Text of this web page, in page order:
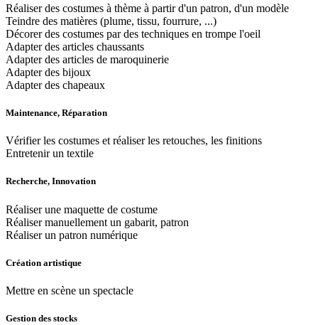
Réaliser des costumes à thème à partir d'un patron, d'un modèle
Teindre des matières (plume, tissu, fourrure, ...)
Décorer des costumes par des techniques en trompe l'oeil
Adapter des articles chaussants
Adapter des articles de maroquinerie
Adapter des bijoux
Adapter des chapeaux
Maintenance, Réparation
Vérifier les costumes et réaliser les retouches, les finitions
Entretenir un textile
Recherche, Innovation
Réaliser une maquette de costume
Réaliser manuellement un gabarit, patron
Réaliser un patron numérique
Création artistique
Mettre en scène un spectacle
Gestion des stocks